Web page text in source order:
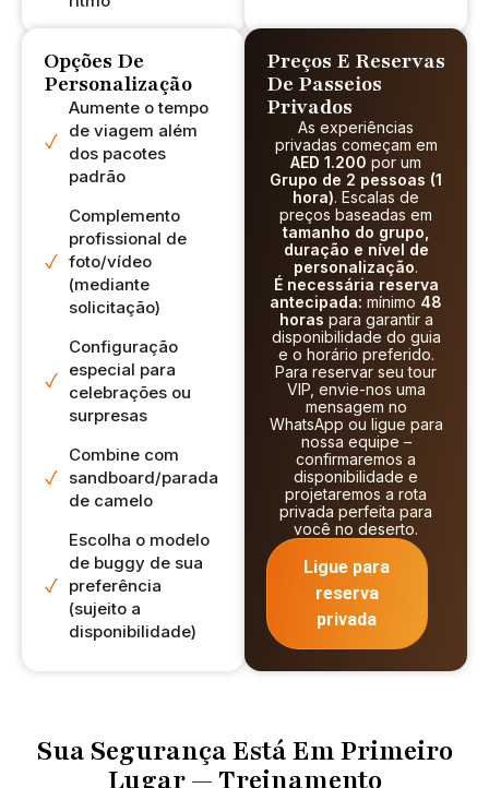
ano) e eles nos
avisaram sobre
nosso pedido de
retirada tardia
(14h30 da praia de
kite), mas
estávamos nos
divertindo muito
na praia. Não
posso ter tudo!!
Foi uma vitória.
Abhilash, você
realmente tornou
toda essa
experiência
incrível para nós,
ainda estamos
sorrindo! Uma
pequena dica, se
você ficar enjoado
em barcos. Sugiro
fortemente tomar
algo como anti-
náusea meia hora
Nenhum vídeo ou
foto jamais
Opções De
Personalização
Aumente o tempo
de viagem além
dos pacotes
padrão
Complemento
profissional de
foto/vídeo
(mediante
solicitação)
Configuração
especial para
celebrações ou
surpresas
Combine com
sandboard/parada
de camelo
Escolha o modelo
de buggy de sua
preferência
(sujeito a
disponibilidade)
Preços E Reservas
De Passeios
Privados
As experiências
privadas começam em
AED 1.200 por um
Grupo de 2 pessoas (1
hora). Escalas de
preços baseadas em
tamanho do grupo,
duração e nível de
personalização.
É necessária reserva
antecipada: mínimo 48
horas para garantir a
disponibilidade do guia
e o horário preferido.
Para reservar seu tour
VIP, envie-nos uma
mensagem no
WhatsApp ou ligue para
nossa equipe –
confirmaremos a
disponibilidade e
projetaremos a rota
privada perfeita para
você no deserto.
Ligue para
reserva
privada
Sua Segurança Está Em Primeiro
Lugar — Treinamento